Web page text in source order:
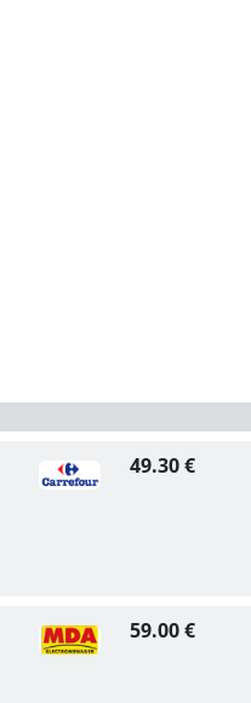
49.30 €
59.00 €